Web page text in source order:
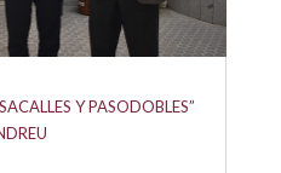
Y PASODOBLES”